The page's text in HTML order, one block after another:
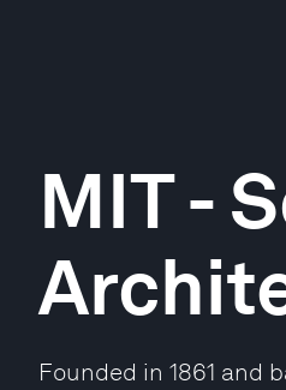
MIT -
Founded in 1861 and